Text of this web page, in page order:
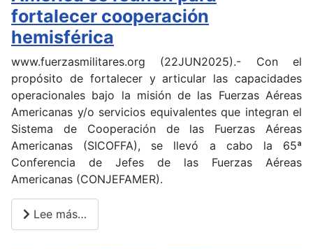
fortalecer cooperación
hemisférica
www.fuerzasmilitares.org (22JUN2025).- Con el
propósito de fortalecer y articular las capacidades
operacionales bajo la misión de las Fuerzas Aéreas
Americanas y/o servicios equivalentes que integran el
Sistema de Cooperación de las Fuerzas Aéreas
Americanas (SICOFFA), se llevó a cabo la 65ª
Conferencia de Jefes de las Fuerzas Aéreas
Americanas (CONJEFAMER).
Lee más…